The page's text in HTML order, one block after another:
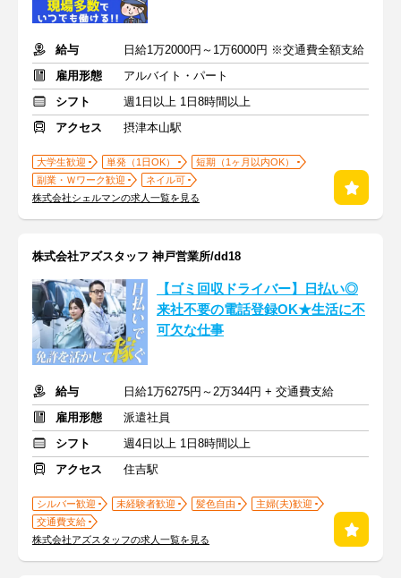
給与
日給1万2000円～1万6000円 ※交通費全額支給
雇用形態
アルバイト・パート
シフト
週1日以上 1日8時間以上
アクセス
摂津本山駅
大学生歓迎 単発（1日OK）
短期（1ヶ月以内OK）
副業・Ｗワーク歓迎
ネイル可
株式会社シェルマンの求人一覧を見る
株式会社アズスタッフ 神戸営業所/dd18
【ゴミ回収ドライバー】日払い◎
来社不要の電話登録OK★生活に不
可欠な仕事
給与
日給1万6275円～2万344円 + 交通費支給
雇用形態
派遣社員
シフト
週4日以上 1日8時間以上
アクセス
住吉駅
シルバー歓迎 未経験者歓迎 髪色自由
主婦(夫)歓迎
交通費支給
株式会社アズスタッフの求人一覧を見る